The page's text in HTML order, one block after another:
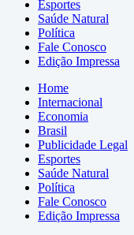
Esportes
Saúde Natural
Política
Fale Conosco
Edição Impressa
Home
Internacional
Economia
Brasil
Publicidade Legal
Esportes
Saúde Natural
Política
Fale Conosco
Edição Impressa